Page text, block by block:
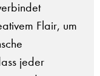
Flair, um
jeder